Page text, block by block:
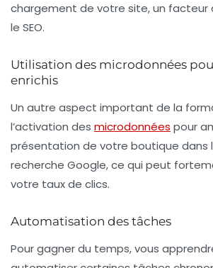
chargement de votre site, un facteur
le SEO.
Utilisation des microdonnées
enrichis
Un autre aspect important de la
l’activation des microdonnées pour
présentation de votre boutique dans
recherche Google, ce qui peut
votre taux de clics.
Automatisation des tâches
Pour gagner du temps, vous